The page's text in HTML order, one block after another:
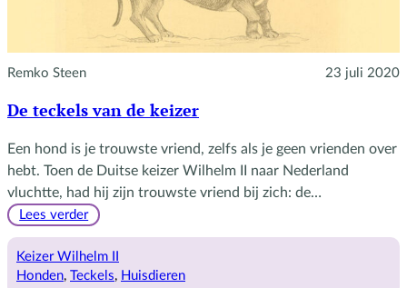
Remko Steen 23 juli 2020
De teckels van de keizer
Een hond is je trouwste vriend, zelfs als je geen vrienden over
hebt. Toen de Duitse keizer Wilhelm II naar Nederland
vluchtte, had hij zijn trouwste vriend bij zich: de…
Lees verder:
teckels
van
Keizer Wilhelm II
Honden, Teckels, Huisdieren